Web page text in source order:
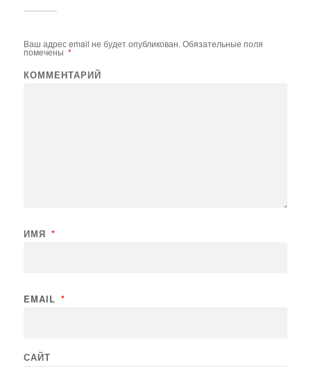
Ваш адрес email не будет опубликован. Обязательные поля
помечены *
КОММЕНТАРИЙ
ИМЯ *
EMAIL *
САЙТ